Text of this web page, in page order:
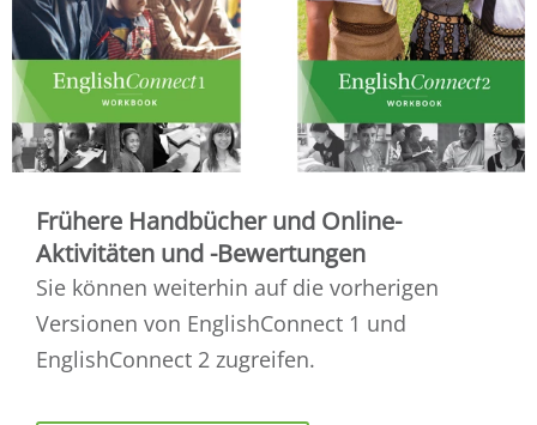
Frühere Handbücher und Online-
Aktivitäten und -Bewertungen
Sie können weiterhin auf die vorherigen
Versionen von EnglishConnect 1 und
EnglishConnect 2 zugreifen.